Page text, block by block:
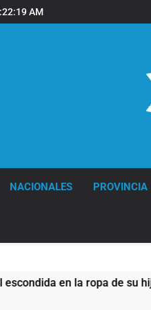
AM
NACIONALES PROVINCIA
de su hija